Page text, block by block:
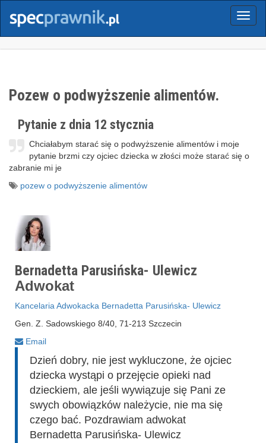
Menu
Pozew o podwyższenie alimentów.
Pytanie z dnia 12 stycznia
Chciałabym starać się o podwyższenie alimentów i moje
pytanie brzmi czy ojciec dziecka w złości może starać się o
zabranie mi je
pozew o podwyższenie alimentów
Bernadetta Parusińska- Ulewicz
Adwokat
Kancelaria Adwokacka Bernadetta Parusińska- Ulewicz
Gen. Z. Sadowskiego 8/40, 71-213 Szczecin
Email
Dzień dobry, nie jest wykluczone, że ojciec
dziecka wystąpi o przejęcie opieki nad
dzieckiem, ale jeśli wywiązuje się Pani ze
swych obowiązków należycie, nie ma się
czego bać. Pozdrawiam adwokat
Bernadetta Parusińska- Ulewicz